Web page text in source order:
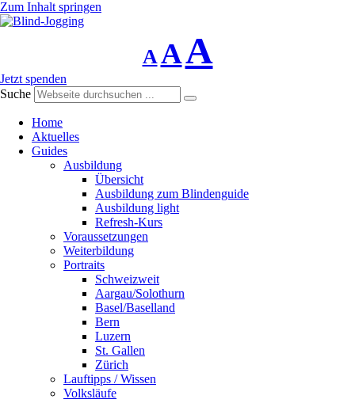
Zum Inhalt springen
A
Schriftgrösse
verringern
A
Schriftgrösse
zurücksetzen
A
Schriftgrösse
vergrössern
Jetzt spenden
Suche
Home
Aktuelles
Guides
Ausbildung
Übersicht
Ausbildung zum Blindenguide
Ausbildung light
Refresh-Kurs
Voraussetzungen
Weiterbildung
Portraits
Schweizweit
Aargau/Solothurn
Basel/Baselland
Bern
Luzern
St. Gallen
Zürich
Lauftipps / Wissen
Volksläufe